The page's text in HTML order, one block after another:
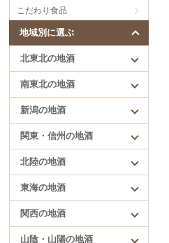
北陸の地酒
満寿泉（富山）
手取川（石川）
花垣（福井）
創意工夫
こだわり食品
地域別に選ぶ
北東北の地酒
南東北の地酒
新潟の地酒
関東・信州の地酒
北陸の地酒
東海の地酒
関西の地酒
山陰・山陽の地酒